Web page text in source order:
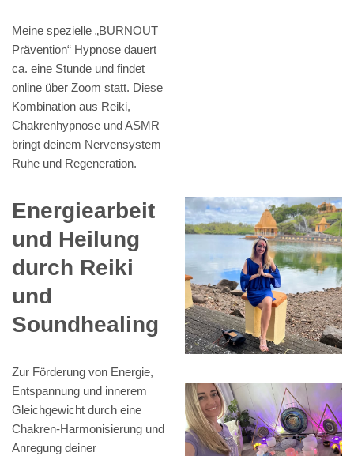
Meine spezielle „BURNOUT
Prävention“ Hypnose dauert
ca. eine Stunde und findet
online über Zoom statt. Diese
Kombination aus Reiki,
Chakrenhypnose und ASMR
bringt deinem Nervensystem
Ruhe und Regeneration.
Energiearbeit
und Heilung
durch Reiki
und
Soundhealing
Zur Förderung von Energie,
Entspannung und innerem
Gleichgewicht durch eine
Chakren-Harmonisierung und
Anregung deiner